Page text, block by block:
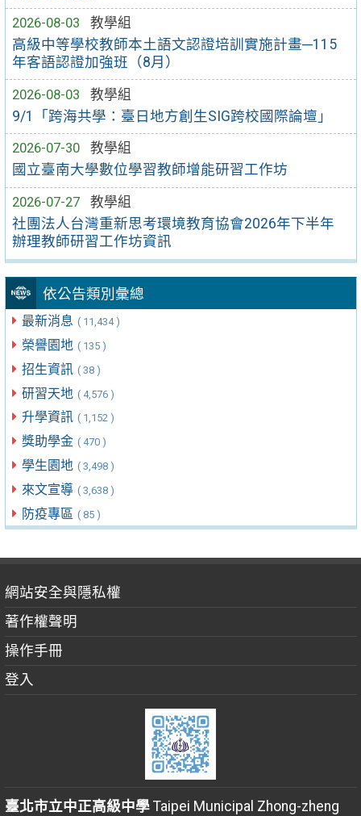
2026-08-03
教學組
高級中等學校教師本土語文認證培訓實施計畫─115
年客語認證加強班（8月）
2026-08-03
教學組
9/1「跨海共學：臺日地方創生SIG跨校國際論壇」
2026-07-30
教學組
國立臺南大學數位學習教師增能研習工作坊
2026-07-27
教學組
社團法人台灣重新思考環境教育協會2026年下半年
辦理教師研習工作坊資訊
依公告類別彙總
最新消息 ( 11,434 )
榮譽園地 ( 135 )
招生資訊 ( 38 )
研習天地 ( 4,576 )
升學資訊 ( 1,152 )
獎助學金 ( 470 )
學生園地 ( 3,498 )
來文宣導 ( 3,638 )
防疫專區 ( 85 )
網站安全與隱私權
著作權聲明
操作手冊
登入
臺北市立中正高級中學Taipei Municipal Zhong-zheng